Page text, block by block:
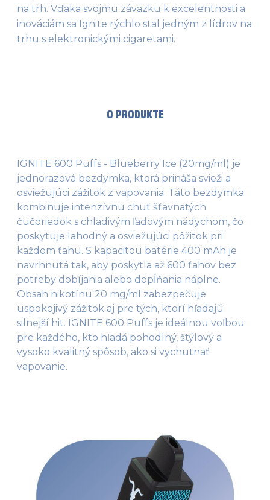
na trh. Vďaka svojmu záväzku k excelentnosti a
inováciám sa Ignite rýchlo stal jedným z lídrov na
trhu s elektronickými cigaretami​.
O PRODUKTE
IGNITE 600 Puffs - Blueberry Ice (20mg/ml) je
jednorazová bezdymka, ktorá prináša svieži a
osviežujúci zážitok z vapovania. Táto bezdymka
kombinuje intenzívnu chuť šťavnatých
čučoriedok s chladivým ľadovým nádychom, čo
poskytuje lahodný a osviežujúci pôžitok pri
každom ťahu. S kapacitou batérie 400 mAh je
navrhnutá tak, aby poskytla až 600 ťahov bez
potreby dobíjania alebo dopĺňania náplne.
Obsah nikotínu 20 mg/ml zabezpečuje
uspokojivý zážitok aj pre tých, ktorí hľadajú
silnejší hit. IGNITE 600 Puffs je ideálnou voľbou
pre každého, kto hľadá pohodlný, štýlový a
vysoko kvalitný spôsob, ako si vychutnať
vapovanie.